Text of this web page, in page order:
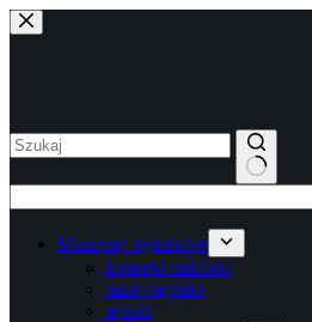
Przejdź
do
wyników
Maszyny ogrodowe
kosiarki traktorki
mini ciągniki
rębaki